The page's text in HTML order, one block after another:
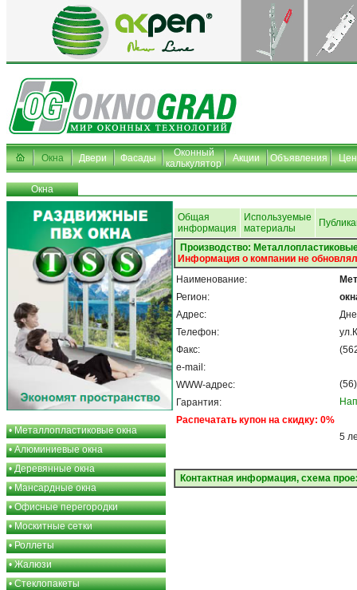
Окна Двери Фасады
Оконный
калькулятор
Акции Объявления
Окна
•Металлопластиковые окна
•Алюминиевые окна
•Деревянные окна
•Мансардные окна
•Офисные перегородки
•Москитные сетки
•Роллеты
•Жалюзи
•Стеклопакеты
Общая
информация
Используемые
материалы
Производство:
Информация о компании не
Наименование:
Регион:
Адрес:
Телефон:
Факс:
e-mail:
WWW-адрес:
Гарантия:
Распечатать купон на скидку: 0%
5
Контактная информация, схема